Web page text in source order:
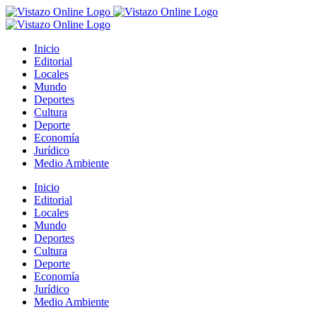
Saltar
al
Inicio
Editorial
Locales
Mundo
Deportes
Cultura
Deporte
Economía
Jurídico
Medio Ambiente
Inicio
Editorial
Locales
Mundo
Deportes
Cultura
Deporte
Economía
Jurídico
Medio Ambiente